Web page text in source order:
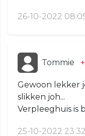
26-10-2022
Tommie
Gewoon lekker
slikken joh...
Verpleeghuis is
25-10-2022 23:32